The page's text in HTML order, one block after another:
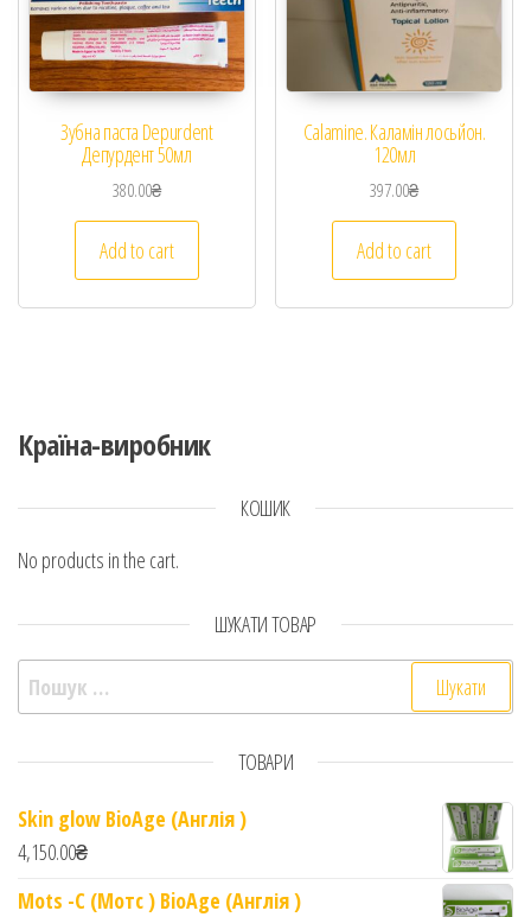
Зубна паста Depurdent
Депурдент 50мл
380.00₴
Add to cart
Calamine. Каламін лосьйон.
120мл
397.00₴
Add to cart
Країна-виробник
КОШИК
No products in the cart.
ШУКАТИ ТОВАР
Пошук:
ТОВАРИ
Skin glow BioAge (Англія )
4,150.00₴
Mots -C (Мотс ) BioAge (Англія )